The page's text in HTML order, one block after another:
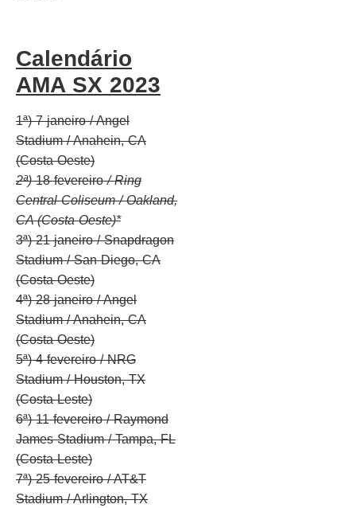
Calendário
AMA SX 2023
1ª) 7 janeiro / Angel
Stadium / Anahein, CA
(Costa Oeste)
2ª)18 fevereiro/ Ring
Central Coliseum / Oakland,
CA (Costa Oeste)*
3ª) 21 janeiro / Snapdragon
Stadium / San Diego, CA
(Costa Oeste)
4ª) 28 janeiro / Angel
Stadium / Anahein, CA
(Costa Oeste)
5ª) 4 fevereiro / NRG
Stadium / Houston, TX
(Costa Leste)
6ª) 11 fevereiro / Raymond
James Stadium / Tampa, FL
(Costa Leste)
7ª) 25 fevereiro / AT&T
Stadium / Arlington, TX